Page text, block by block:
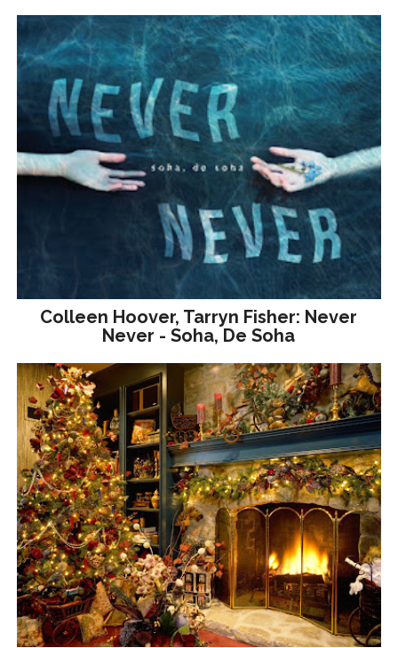
Colleen Hoover, Tarryn Fisher: Never
Never - Soha, De Soha